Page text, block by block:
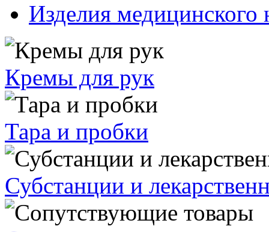
Изделия медицинского
Кремы для рук
Тара и пробки
Субстанции и